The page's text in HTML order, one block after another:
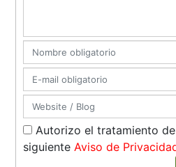
Autorizo el tratamiento
siguienteAviso de